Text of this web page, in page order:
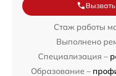
Стаж работы
Выполнено
Специализация –
Образование –